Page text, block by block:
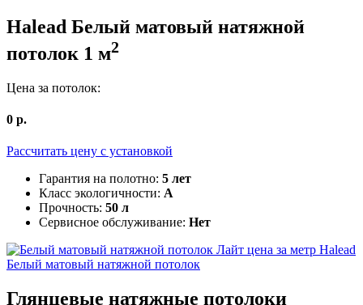
Halead Белый матовый натяжной
потолок 1 м2
Цена за потолок:
0 р.
Рассчитать цену c установкой
Гарантия на полотно: 5 лет
Класс экологичности: А
Прочность: 50 л
Сервисное обслуживание: Нет
Halead
Белый матовый натяжной потолок
Глянцевые натяжные потолоки